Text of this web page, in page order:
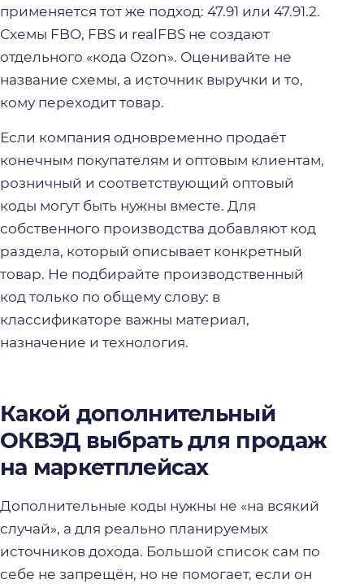
применяется тот же подход: 47.91 или 47.91.2.
Схемы FBO, FBS и realFBS не создают
отдельного «кода Ozon». Оценивайте не
название схемы, а источник выручки и то,
кому переходит товар.
Если компания одновременно продаёт
конечным покупателям и оптовым клиентам,
розничный и соответствующий оптовый
коды могут быть нужны вместе. Для
собственного производства добавляют код
раздела, который описывает конкретный
товар. Не подбирайте производственный
код только по общему слову: в
классификаторе важны материал,
назначение и технология.
Какой дополнительный
ОКВЭД выбрать для продаж
на маркетплейсах
Дополнительные коды нужны не «на всякий
случай», а для реально планируемых
источников дохода. Большой список сам по
себе не запрещён, но не помогает, если он